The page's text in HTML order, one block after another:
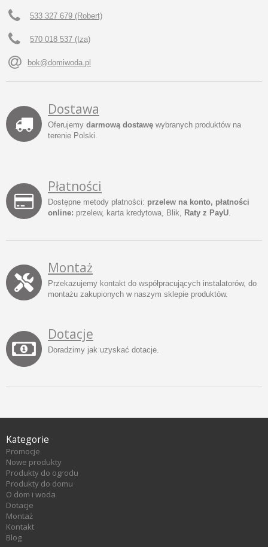
533 327 679 (Robert)
570 018 537 (Iza)
bok@domiwoda.pl
Dostawa
Oferujemy darmową dostawę wybranych produktów na
terenie Polski.
Płatności
Dostępne metody płatności: przelew na konto, płatności
online: przelew, karta kredytowa, Blik, Raty z PayU.
Montaż
Przekazujemy kontakt do współpracujących instalatorów, do
montażu zakupionych w naszym sklepie produktów.
Dotacje
Doradzimy jak uzyskać dotacje.
Kategorie
Promocje
Nowe produkty
Produkty do ogrodu
Produkty do domu
O dom i woda
Dotacje
Montaż
Kontakt
Blog